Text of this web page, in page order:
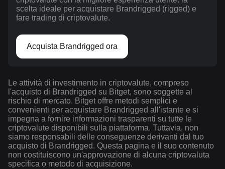
scelta ideale per acquistare Brandrigged (rigged) e
fare trading di criptovalute.
Acquista Brandrigged ora
Le attività di investimento in criptovalute, compreso
l'acquisto di Brandrigged su Bitget, sono soggette al
rischio di mercato. Bitget offre metodi semplici e
convenienti per acquistare Brandrigged all'istante e si
impegna a fornire informazioni trasparenti su tutte le
criptovalute disponibili sulla piattaforma. Tuttavia, non
siamo responsabili delle conseguenze derivanti dal tuo
acquisto di Brandrigged. Questa pagina e il suo contenuto
non costituiscono un'approvazione di alcuna criptovaluta
specifica o metodo di acquisizione.